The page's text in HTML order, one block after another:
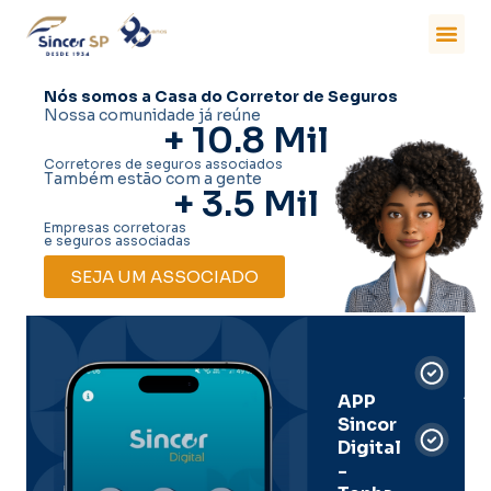
Nós somos a Casa do Corretor de Seguros
Nossa comunidade já reúne
+ 10.8 Mil
Corretores de seguros associados
Também estão com a gente
+ 3.5 Mil
Empresas corretoras
e seguros associadas
SEJA UM ASSOCIADO
APP
Sincor
Digital
-